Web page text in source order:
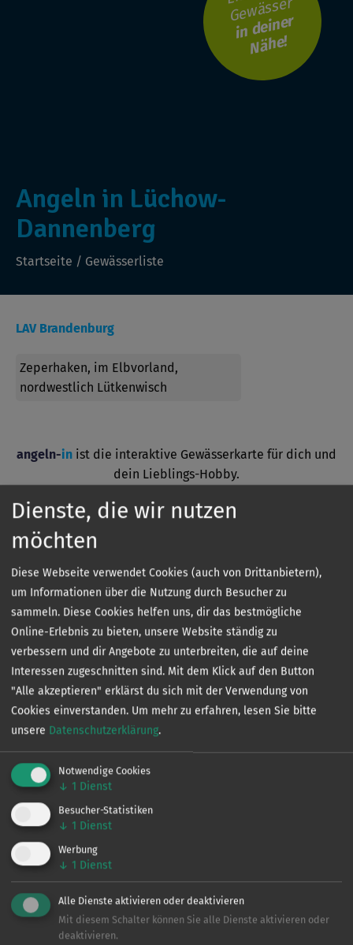
Angeln in Lüchow-
Dannenberg
Startseite / Gewässerliste
Gewässer
i
n
d
ei
n
er
N
ä
h
e!
LAV Brandenburg
Zeperhaken, im Elbvorland,
nordwestlich Lütkenwisch
angeln-in ist die interaktive Gewässerkarte für dich und
dein Lieblings-Hobby.
Angelgewässer in deiner Nähe.
Kontakt
Dienste, die wir nutzen
möchten
Diese Webseite verwendet Cookies (auch von Drittanbietern),
um Informationen über die Nutzung durch Besucher zu
sammeln. Diese Cookies helfen uns, dir das bestmögliche
Online-Erlebnis zu bieten, unsere Website ständig zu
verbessern und dir Angebote zu unterbreiten, die auf deine
Interessen zugeschnitten sind. Mit dem Klick auf den Button
"Alle akzeptieren" erklärst du sich mit der Verwendung von
Cookies einverstanden. Um mehr zu erfahren, lesen Sie bitte
unsere Datenschutzerklärung.
Notwendige Cookies
↓ 1 Dienst
Besucher-Statistiken
↓ 1 Dienst
Werbung
↓ 1 Dienst
Alle Dienste aktivieren oder deaktivieren
Mit diesem Schalter können Sie alle Dienste aktivieren oder
deaktivieren.